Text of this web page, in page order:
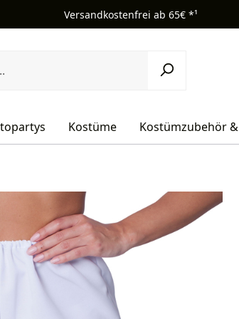
Versandkostenfrei ab 65€ *¹
Kostüme Kostümzubehör